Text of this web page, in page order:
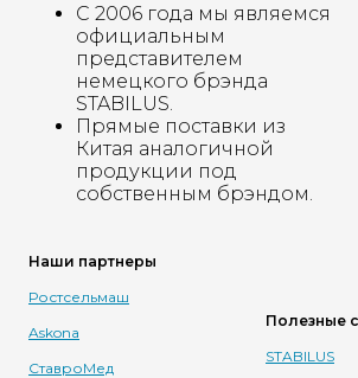
С 2006 года мы являемся
официальным
представителем
немецкого брэнда
STABILUS.
Прямые поставки из
Китая аналогичной
продукции под
собственным брэндом.
Наши партнеры
Ростсельмаш
Askona
СтавроМед
Полезные
STABILUS